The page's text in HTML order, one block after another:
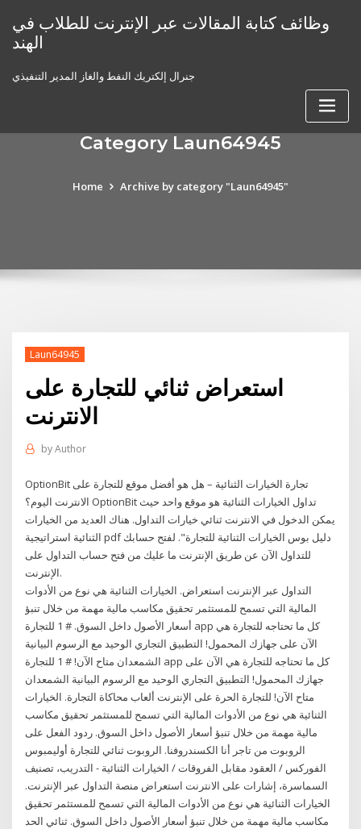
content
وظائف كتابة المقالات عبر الإنترنت للطلاب في
الهند
جنرال إلكتريك النفط والغاز المدير التنفيذي
Category Laun64945
Home Archive by category "Laun64945"
Laun64945
استعراض ثنائي للتجارة على
الانترنت
byAuthor
OptionBit تجارة الخيارات الثنائية – هل هو أفضل موقع للتجارة على
الانترنت اليوم؟ OptionBit تداول الخيارات الثنائية هو موقع واحد حيث
يمكن الدخول في الانترنت ثنائي خيارات التداول. هناك العديد من الخيارات
الثنائية استراتيجية pdf دليل بوس الخيارات الثنائية للتجارة". لفتح حسابك
للتداول الآن عن طريق الإنترنت ما عليك من فتح حساب التداول على
الإنترنت.
التداول عبر الإنترنت استعراض. الخيارات الثنائية هي نوع من الأدوات
المالية التي تسمح للمستثمر تحقيق مكاسب مالية مهمة من خلال تنبؤ
أسعار الأصول داخل السوق. # 1 للتجارة app كل ما تحتاجه للتجارة هي
الآن على جهازك المحمول! التطبيق التجاري الوحيد مع الرسوم البيانية
الشمعدان متاح الآن! # 1 للتجارة app كل ما تحتاجه للتجارة هي الآن على
جهازك المحمول! التطبيق التجاري الوحيد مع الرسوم البيانية الشمعدان
متاح الآن! للتجارة الحرة على الإنترنت ألعاب محاكاة التجارة. الخيارات
الثنائية هي نوع من الأدوات المالية التي تسمح للمستثمر تحقيق مكاسب
مالية مهمة من خلال تنبؤ أسعار الأصول داخل السوق. ردود الفعل على
الروبوت من تاجر أنا الكسندروفنا. الروبوت ثنائي للتجارة أوليمبوس
الفوركس / العقود مقابل الفروقات / الخيارات الثنائية - التدريب، تصنيف
السماسرة، إشارات على الانترنت استعراض منصة التداول عبر الإنترنت.
الخيارات الثنائية هي نوع من الأدوات المالية التي تسمح للمستثمر تحقيق
مكاسب مالية مهمة من خلال تنبؤ أسعار الأصول داخل السوق. ثنائي الحد